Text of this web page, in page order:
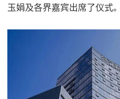
玉娟及各界嘉宾出席了仪式。